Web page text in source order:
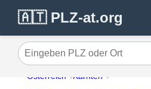
🇦🇹 PLZ-at.org
Eingeben PLZ oder Ort
Österreich
Kärnten